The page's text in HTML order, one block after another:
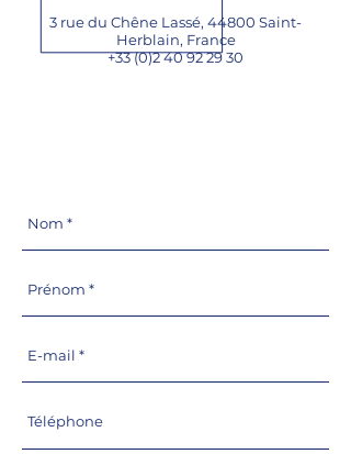
3 rue du Chêne Lassé, 44800 Saint-
Herblain, France
+33 (0)2 40 92 29 30